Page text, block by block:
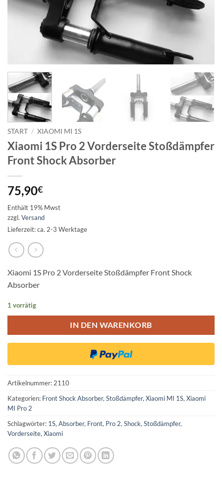
START / XIAOMI MI 1S
Xiaomi 1S Pro 2 Vorderseite Stoßdämpfer
Front Shock Absorber
75,90€
Enthält 19% Mwst
zzgl. Versand
Lieferzeit: ca. 2-3 Werktage
Xiaomi 1S Pro 2 Vorderseite Stoßdämpfer Front Shock
Absorber
1 vorrätig
IN DEN WARENKORB
Artikelnummer:2110
Kategorien: Front Shock Absorber,Stoßdämpfer,Xiaomi MI 1S,Xiaomi
MI Pro 2
Schlagwörter: 1S,Absorber, Front, Pro 2,Shock,Stoßdämpfer,
Vorderseite,Xiaomi